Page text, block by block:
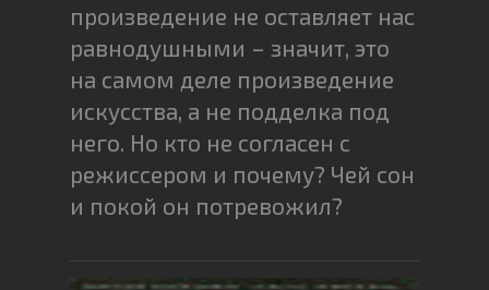
произведение не оставляет нас
равнодушными – значит, это
на самом деле произведение
искусства, а не подделка под
него. Но кто не согласен с
режиссером и почему? Чей сон
и покой он потревожил?